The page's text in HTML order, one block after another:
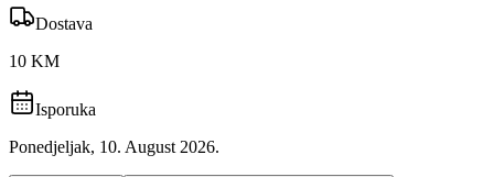
Dostava
10 KM
Isporuka
Ponedjeljak, 10. August 2026.